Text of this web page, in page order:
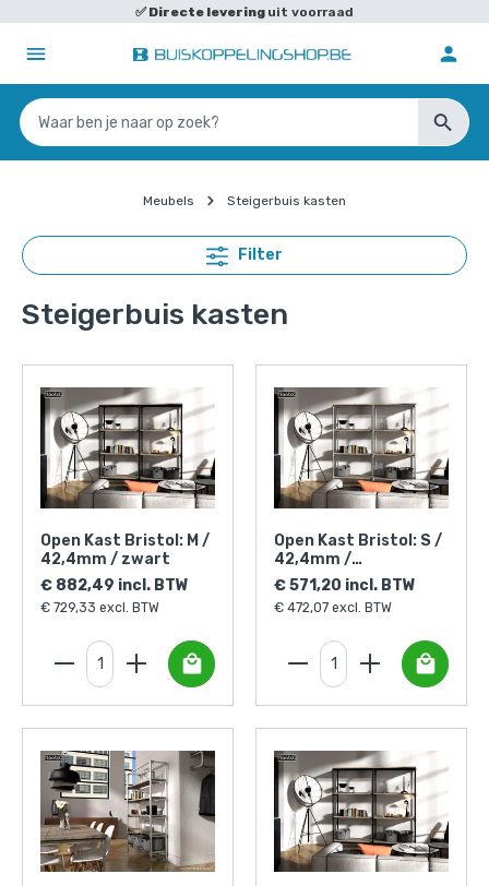
Snelle verzending binnen BE en NL
Meubels Steigerbuis kasten
Filter
Steigerbuis kasten
Open Kast Bristol: M /
42,4mm / zwart
€ 882,49 incl. BTW
€ 729,33 excl. BTW
Open Kast Bristol: S /
42,4mm /
zilverkleurig
€ 571,20 incl. BTW
€ 472,07 excl. BTW